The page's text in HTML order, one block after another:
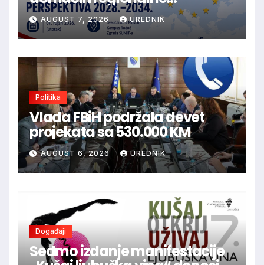
konferencije o budućnosti EU
politika i financijske
perspektive 2028.–2034.
AUGUST 7, 2026 UREDNIK
Politika
Vlada FBiH podržala devet
projekata sa 530.000 KM
AUGUST 6, 2026 UREDNIK
Događaji
Sedmo izdanje manifestacije